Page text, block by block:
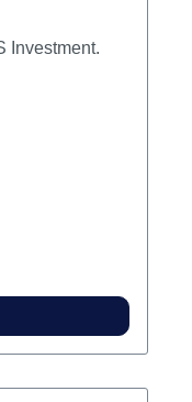
Investment.